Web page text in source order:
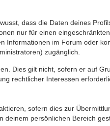
dass die Daten deines
nur für einen
Informationen im Forum oder
zugänglich.
Dies gilt nicht, sofern er auf
rechtlicher Interessen
sofern dies zur
deinem persönlichen Bereich